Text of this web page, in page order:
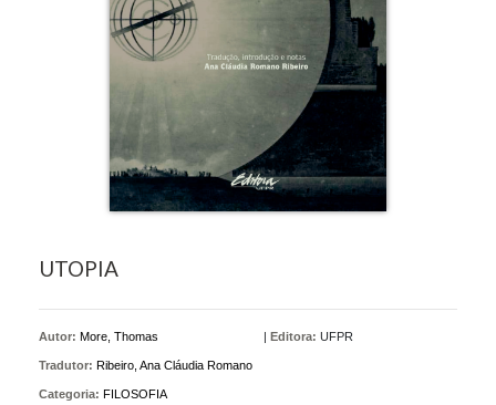
UTOPIA
Autor: More, Thomas
Tradutor: Ribeiro, Ana Cláudia Romano
| Editora: UFPR
Categoria: FILOSOFIA